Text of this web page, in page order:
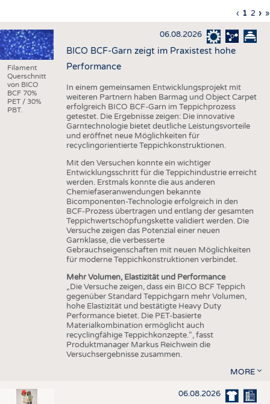
TESTS
BUSINESS
UNTERNEHMEN
AUSSCHREIBUNGEN
DTV AUSSCHREIBUNGSDIENST
STATISTICS
ADRESSEN & LINKS
PUBLIKATIONEN
TERMINE
BRANCHENTERMINE
Seitennummerierung
Seite
‹
Seite
1 Seite
2 › »
Filament
Querschnitt
von BICO
BCF 70%
PET / 30%
PBT.
06.08.2026
BICO BCF-Garn zeigt im Praxistest hohe
Performance
In einem gemeinsamen Entwicklungsprojekt mit
weiteren Partnern haben Barmag und Object Carpet
erfolgreich BICO BCF-Garn im Teppichprozess
getestet. Die Ergebnisse zeigen: Die innovative
Garntechnologie bietet deutliche Leistungsvorteile
und eröffnet neue Möglichkeiten für
recyclingorientierte Teppichkonstruktionen.
Mit den Versuchen konnte ein wichtiger
Entwicklungsschritt für die Teppichindustrie erreicht
werden. Erstmals konnte die aus anderen
Chemiefaseranwendungen bekannte
Bicomponenten-Technologie erfolgreich in den
BCF-Prozess übertragen und entlang der gesamten
Teppichwertschöpfungskette validiert werden. Die
Versuche zeigen das Potenzial einer neuen
Garnklasse, die verbesserte
Gebrauchseigenschaften mit neuen Möglichkeiten
für moderne Teppichkonstruktionen verbindet.
Mehr Volumen, Elastizität und Performance
„Die Versuche zeigen, dass ein BICO BCF Teppich
gegenüber Standard Teppichgarn mehr Volumen,
hohe Elastizität und bestätigte Heavy Duty
Performance bietet. Die PET-basierte
Materialkombination ermöglicht auch
recyclingfähige Teppichkonzepte.“, fasst
Produktmanager Markus Reichwein die
Versuchsergebnisse zusammen.
MORE
06.08.2026